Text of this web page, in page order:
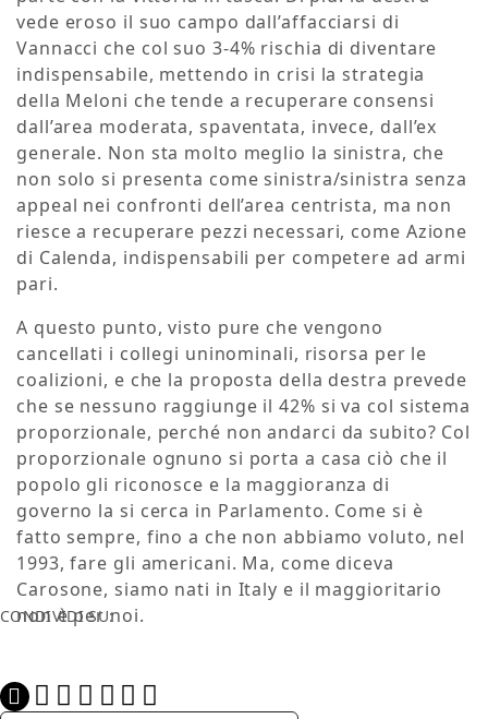
vede eroso il suo campo dall’affacciarsi di
Vannacci che col suo 3-4% rischia di diventare
indispensabile, mettendo in crisi la strategia
della Meloni che tende a recuperare consensi
dall’area moderata, spaventata, invece, dall’ex
generale. Non sta molto meglio la sinistra, che
non solo si presenta come sinistra/sinistra senza
appeal nei confronti dell’area centrista, ma non
riesce a recuperare pezzi necessari, come Azione
di Calenda, indispensabili per competere ad armi
pari.
A questo punto, visto pure che vengono
cancellati i collegi uninominali, risorsa per le
coalizioni, e che la proposta della destra prevede
che se nessuno raggiunge il 42% si va col sistema
proporzionale, perché non andarci da subito? Col
proporzionale ognuno si porta a casa ciò che il
popolo gli riconosce e la maggioranza di
governo la si cerca in Parlamento. Come si è
fatto sempre, fino a che non abbiamo voluto, nel
1993, fare gli americani. Ma, come diceva
Carosone, siamo nati in Italy e il maggioritario
non è per noi.
CONDIVIDI SU: